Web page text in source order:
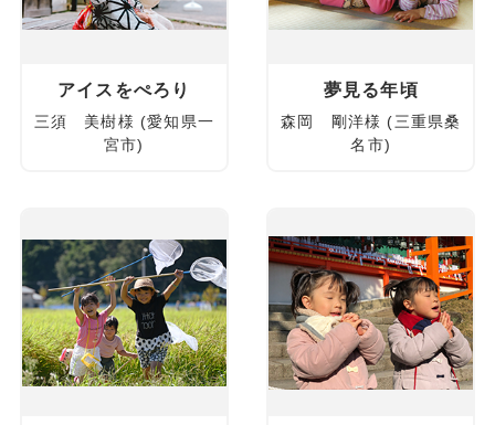
アイスをぺろり
三須 美樹様 (愛知県一
宮市)
夢見る年頃
森岡 剛洋様 (三重県桑
名市)